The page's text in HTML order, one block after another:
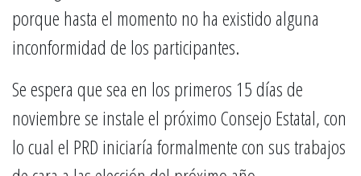
porque hasta el momento no ha existido alguna
inconformidad de los participantes.
Se espera que sea en los primeros 15 días de
noviembre se instale el próximo Consejo Estatal, con
lo cual el PRD iniciaría formalmente con sus trabajos